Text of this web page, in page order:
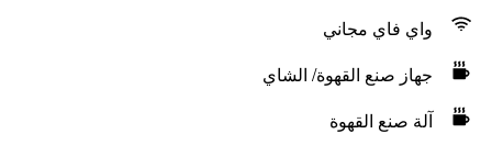
واي فاي مجاني
جهاز صنع القهوة/ الشاي
آلة صنع القهوة